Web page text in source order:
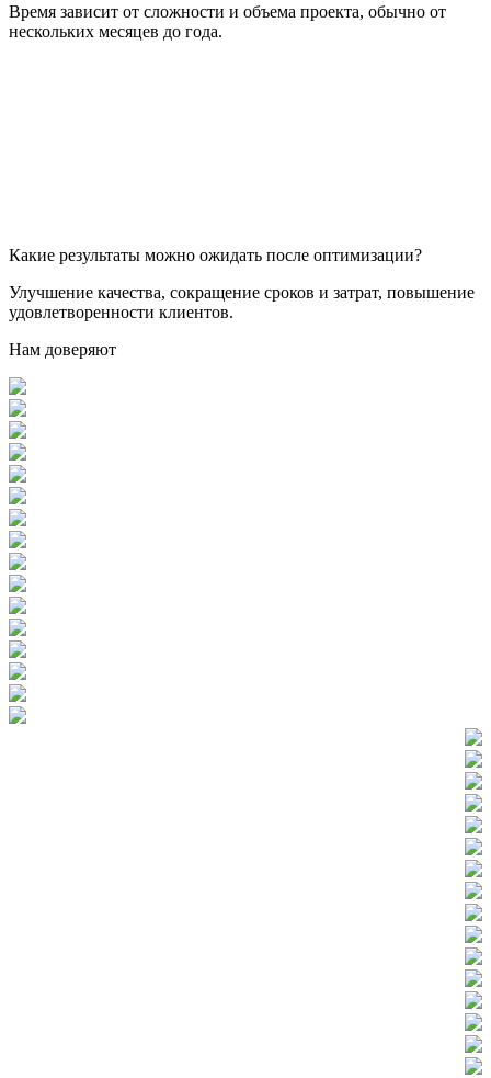
Время зависит от сложности и объема проекта, обычно от
нескольких месяцев до года.
Какие результаты можно ожидать после оптимизации?
Улучшение качества, сокращение сроков и затрат, повышение
удовлетворенности клиентов.
Нам доверяют